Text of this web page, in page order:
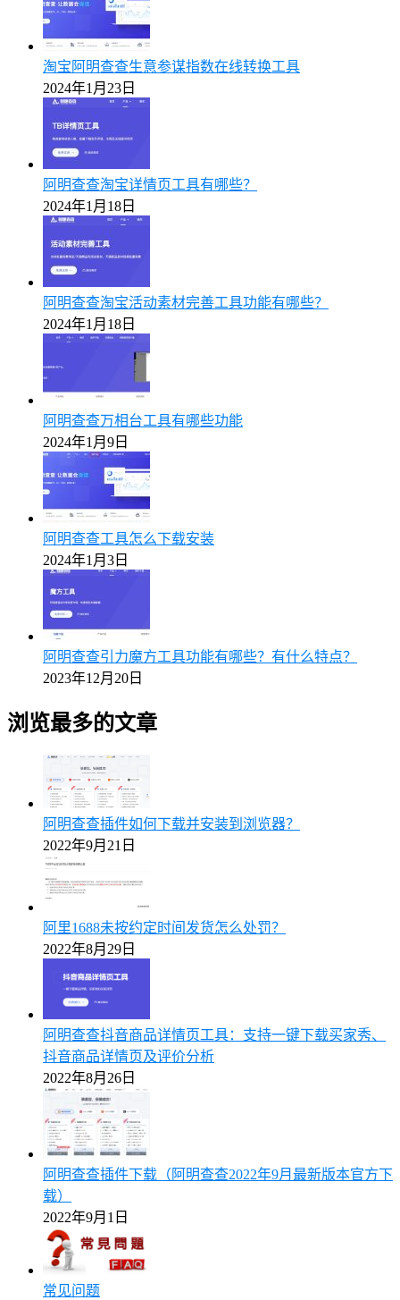
淘宝阿明查查生意参谋指数在线转换工具
2024年1月23日
阿明查查淘宝详情页工具有哪些？
2024年1月18日
阿明查查淘宝活动素材完善工具功能有哪些？
2024年1月18日
阿明查查万相台工具有哪些功能
2024年1月9日
阿明查查工具怎么下载安装
2024年1月3日
阿明查查引力魔方工具功能有哪些？有什么特点？
2023年12月20日
浏览最多的文章
阿明查查插件如何下载并安装到浏览器？
2022年9月21日
阿里1688未按约定时间发货怎么处罚？
2022年8月29日
阿明查查抖音商品详情页工具：支持一键下载买家秀、
抖音商品详情页及评价分析
2022年8月26日
阿明查查插件下载（阿明查查2022年9月最新版本官方下
载）
2022年9月1日
常见问题